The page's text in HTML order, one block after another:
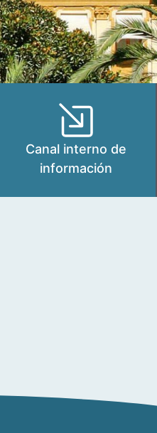
Canal interno de
información